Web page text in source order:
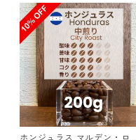
ホンジュラス マルデン・ロペ